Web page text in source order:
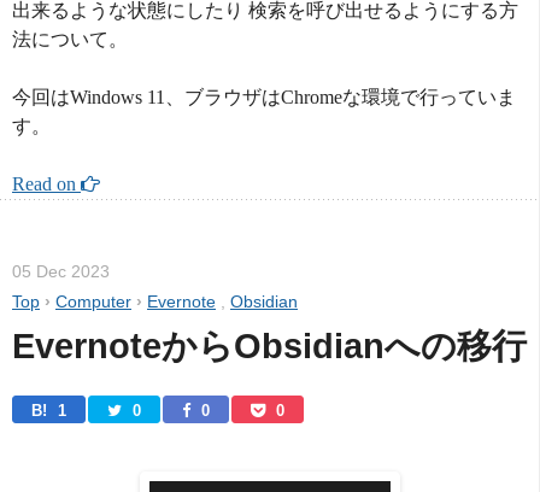
出来るような状態にしたり 検索を呼び出せるようにする方
法について。
今回はWindows 11、ブラウザはChromeな環境で行っていま
す。
Read on
05 Dec 2023
Top › Computer › Evernote , Obsidian
EvernoteからObsidianへの移行
B! 1 0 0 0